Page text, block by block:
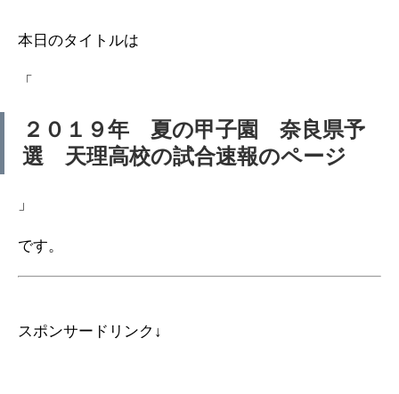
本日のタイトルは
「
２０１９年 夏の甲子園 奈良県予
選 天理高校の試合速報のページ
」
です。
スポンサードリンク↓